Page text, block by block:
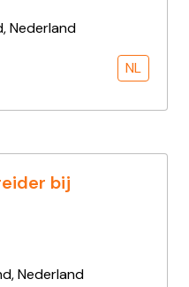
,Nederland
NL
bij
,Nederland